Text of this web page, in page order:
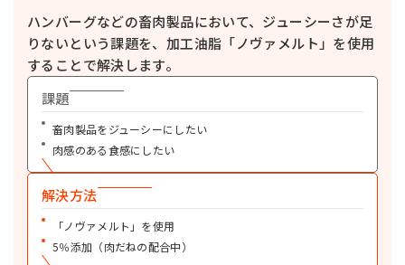
詳細を見る
ミヨシラード 純製 ショートニング・ラード・調理用油脂
純製ラードです。フライや炒め物に幅広くお使いいただけます。
ミヨシラード 調製 ショートニング・ラード・調理用油脂
調製ラードです。フライや炒め物に幅広くお使いいただけます。
ノヴァメルト ショートニング・ラード・調理用油脂
Melting Control技術（MC技術）により、食品に多汁感や畜肉感を付与する
加工油脂です。代替肉向けの脂身様素材としても利用できます。
詳細を見る
ハンバーグなどの畜肉製品において、ジューシーさが足
りないという課題を、加工油脂「ノヴァメルト」を使用
することで解決します。
課題
畜肉製品をジューシーにしたい
肉感のある食感にしたい
解決方法
「ノヴァメルト」を使用
5％添加（肉だねの配合中）